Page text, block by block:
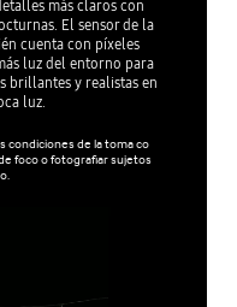
más claros con
El sensor de la
cuenta con píxeles
luz del entorno para
brillantes y realistas en
luz.
condiciones de la toma co
foco o fotografiar sujetos